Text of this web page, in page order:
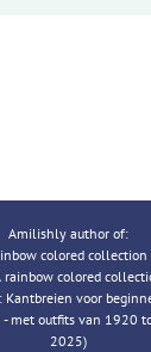
Amilishly author of:
colored
colored
Kantbreien voor
- met outfits van 1920
2025)